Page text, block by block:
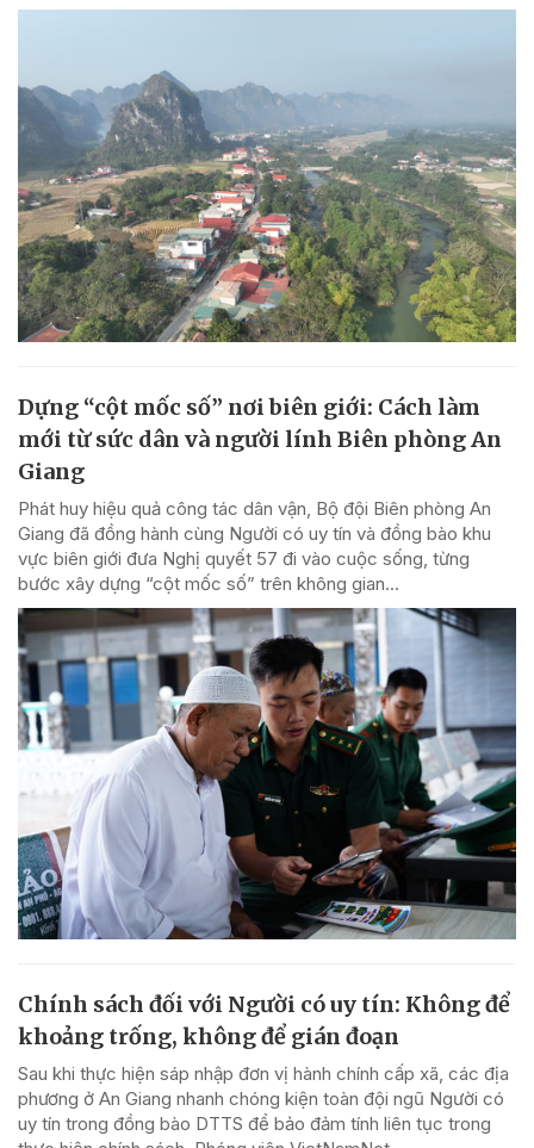
Dựng “cột mốc số” nơi biên giới: Cách làm
mới từ sức dân và người lính Biên phòng An
Giang
Phát huy hiệu quả công tác dân vận, Bộ đội Biên phòng An
Giang đã đồng hành cùng Người có uy tín và đồng bào khu
vực biên giới đưa Nghị quyết 57 đi vào cuộc sống, từng
bước xây dựng “cột mốc số” trên không gian...
Chính sách đối với Người có uy tín: Không để
khoảng trống, không để gián đoạn
Sau khi thực hiện sáp nhập đơn vị hành chính cấp xã, các địa
phương ở An Giang nhanh chóng kiện toàn đội ngũ Người có
uy tín trong đồng bào DTTS để bảo đảm tính liên tục trong